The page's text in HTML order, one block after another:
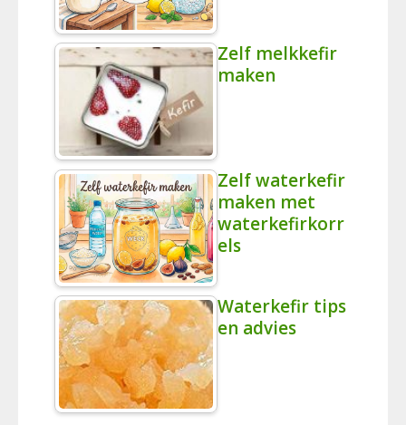
Zelf melkkefir
maken
Zelf waterkefir
maken met
waterkefirkorr
els
Waterkefir tips
en advies